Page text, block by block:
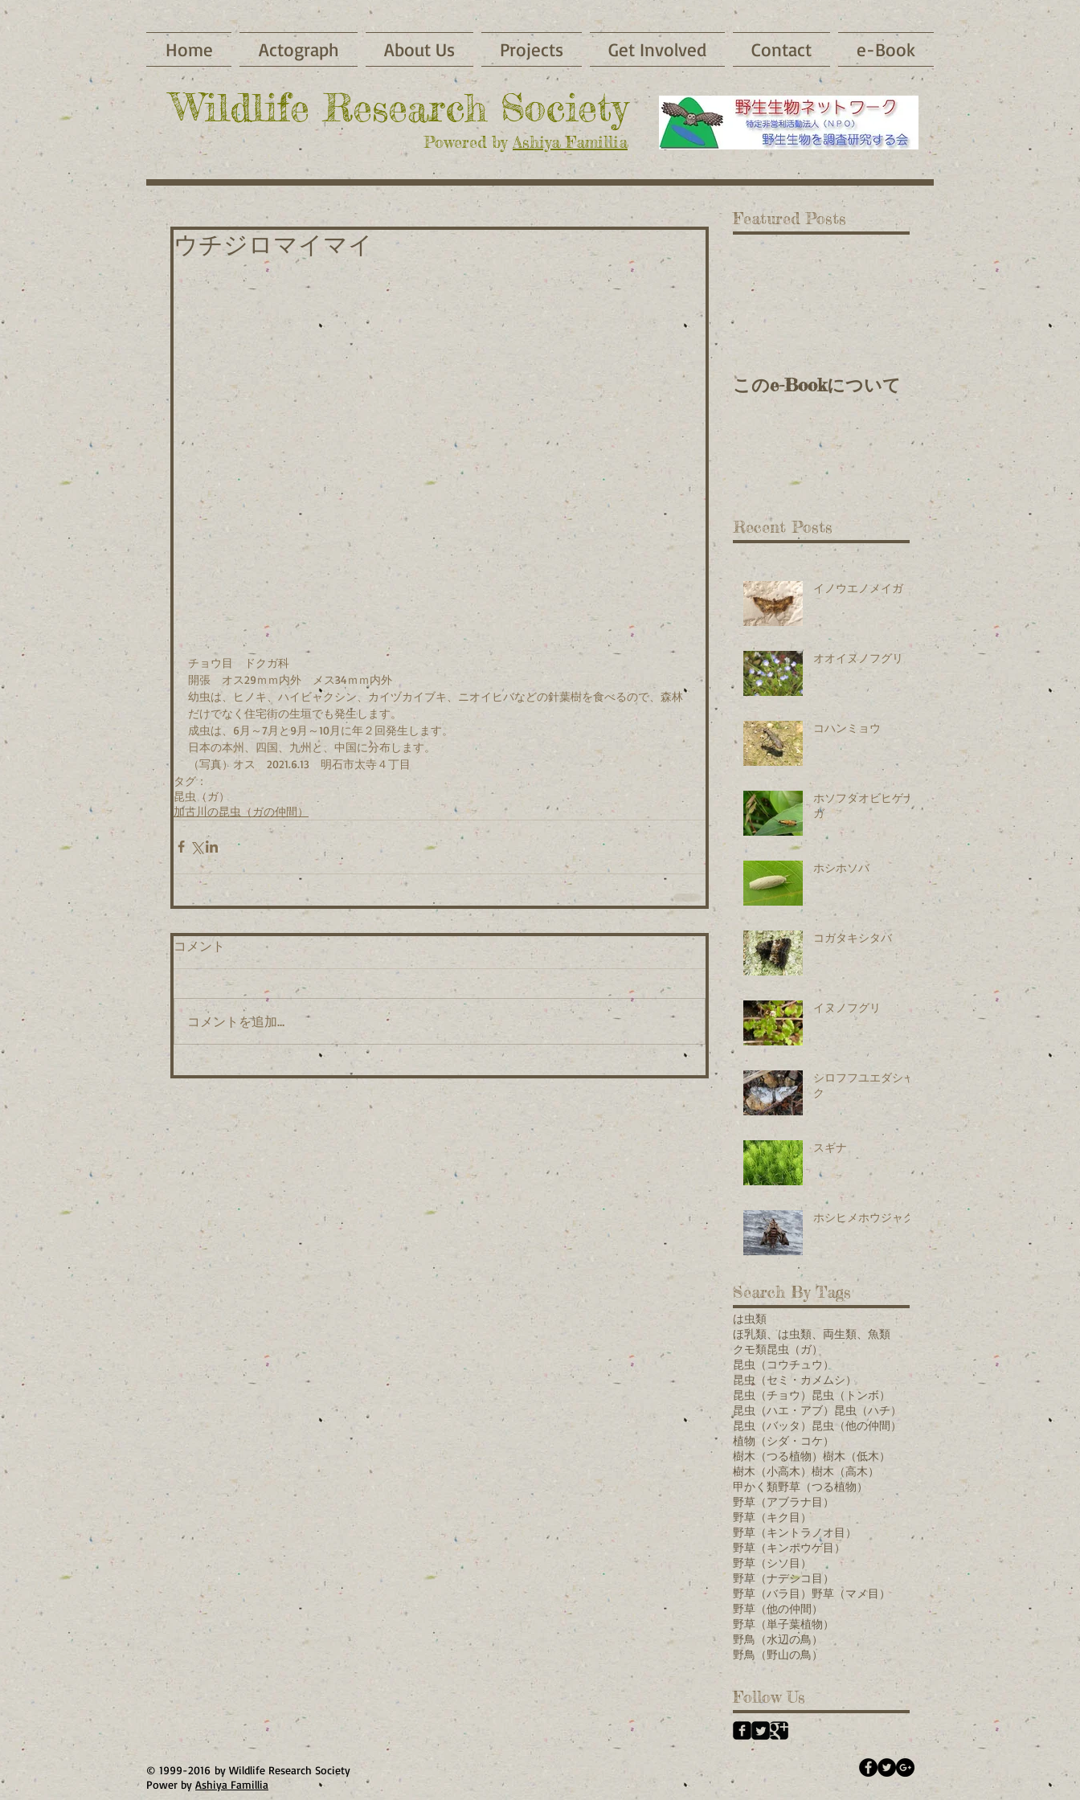
Home Actograph About Us Projects Get Involved Contact e-Book
​Wildlife Research Society
Powered by Ashiya Famillia
ウチジロマイマイ
チョウ目　ドクガ科
開張　オス29ｍｍ内外　メス34ｍｍ内外
幼虫は、ヒノキ、ハイビャクシン、カイヅカイブキ、ニオイヒバなどの針葉樹を食べるので、森林
だけでなく住宅街の生垣でも発生します。
成虫は、6月～7月と9月～10月に年２回発生します。
日本の本州、四国、九州と、中国に分布します。
（写真）オス　2021.6.13　明石市太寺４丁目
タグ：
昆虫（ガ）
加古川の昆虫（ガの仲間）
コメント
コメントを追加…
Featured Posts
このe-Bookについて
Recent Posts
イノウエノメイガ
オオイヌノフグリ
コハンミョウ
ホソフタオビヒゲナ
ガ
ホシホソバ
コガタキシタバ
イヌノフグリ
シロフフユエダシャ
ク
スギナ
ホシヒメホウジャク
Search By Tags
は虫類
ほ乳類、は虫類、両生類、魚類
クモ類昆虫（ガ）
昆虫（コウチュウ）
昆虫（セミ・カメムシ）
昆虫（チョウ） 昆虫（トンボ）
昆虫（ハエ・アブ） 昆虫（ハチ）
昆虫（バッタ） 昆虫（他の仲間）
植物（シダ・コケ）
樹木（つる植物） 樹木（低木）
樹木（小高木） 樹木（高木）
甲かく類野草（つる植物）
野草（アブラナ目）
野草（キク目）
野草（キントラノオ目）
野草（キンポウゲ目）
野草（シソ目）
野草（ナデシコ目）
野草（バラ目） 野草（マメ目）
野草（他の仲間）
野草（単子葉植物）
野鳥（水辺の鳥）
野鳥（野山の鳥）
Follow Us
© 1999-2016 by Wildlife Research Society
Power by Ashiya Famillia